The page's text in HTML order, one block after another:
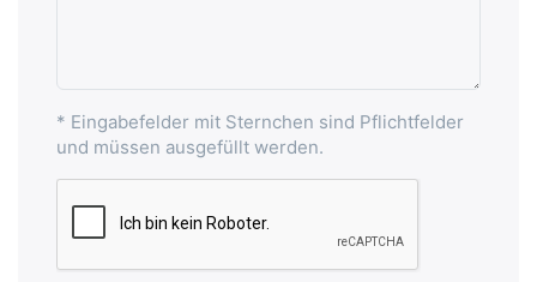
* Eingabefelder mit Sternchen sind Pflichtfelder
und müssen ausgefüllt werden.